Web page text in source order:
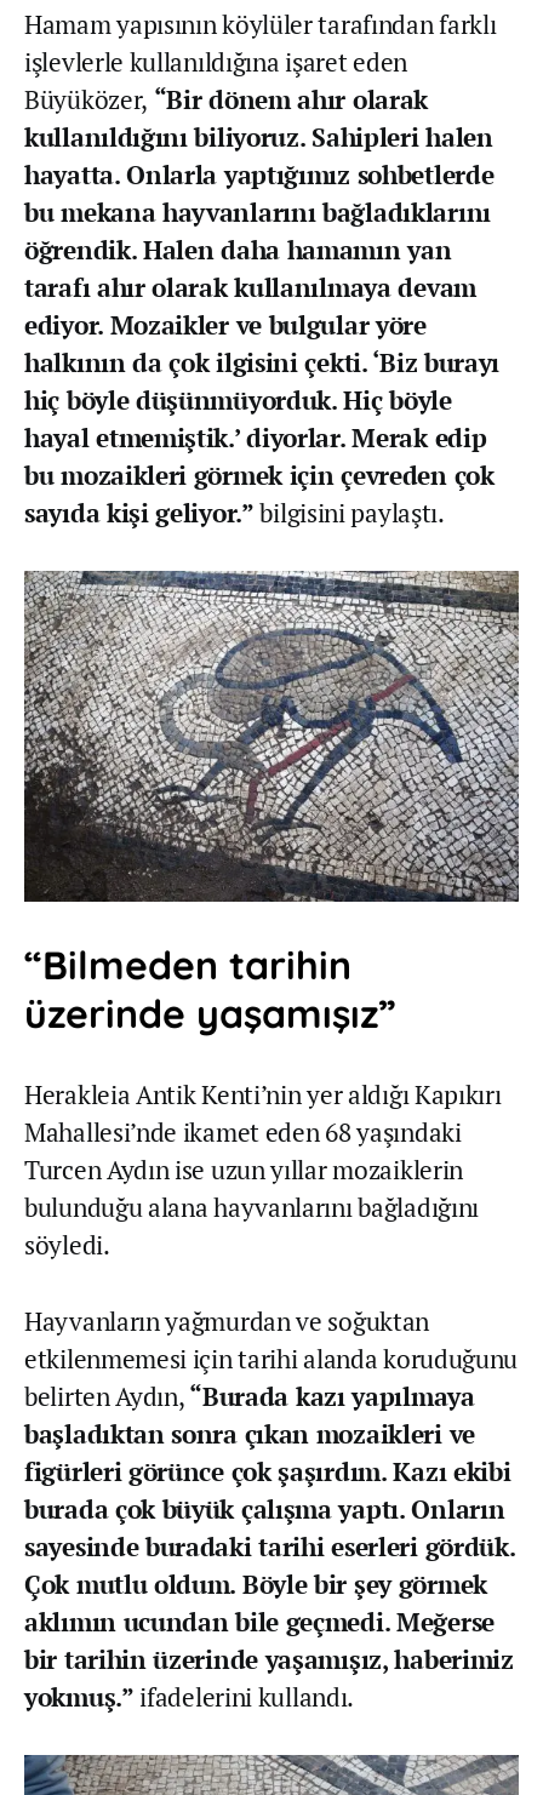
Hamam yapısının köylüler tarafından farklı
işlevlerle kullanıldığına işaret eden
Büyüközer, “Bir dönem ahır olarak
kullanıldığını biliyoruz. Sahipleri halen
hayatta. Onlarla yaptığımız sohbetlerde
bu mekana hayvanlarını bağladıklarını
öğrendik. Halen daha hamamın yan
tarafı ahır olarak kullanılmaya devam
ediyor. Mozaikler ve bulgular yöre
halkının da çok ilgisini çekti. ‘Biz burayı
hiç böyle düşünmüyorduk. Hiç böyle
hayal etmemiştik.’ diyorlar. Merak edip
bu mozaikleri görmek için çevreden çok
sayıda kişi geliyor.”bilgisini paylaştı.
“Bilmeden tarihin
üzerinde yaşamışız”
Herakleia Antik Kenti’nin yer aldığı Kapıkırı
Mahallesi’nde ikamet eden 68 yaşındaki
Turcen Aydın ise uzun yıllar mozaiklerin
bulunduğu alana hayvanlarını bağladığını
söyledi.
Hayvanların yağmurdan ve soğuktan
etkilenmemesi için tarihi alanda koruduğunu
belirten Aydın,“Burada kazı yapılmaya
başladıktan sonra çıkan mozaikleri ve
figürleri görünce çok şaşırdım. Kazı ekibi
burada çok büyük çalışma yaptı. Onların
sayesinde buradaki tarihi eserleri gördük.
Çok mutlu oldum. Böyle bir şey görmek
aklımın ucundan bile geçmedi. Meğerse
bir tarihin üzerinde yaşamışız, haberimiz
yokmuş.” ifadelerini kullandı.